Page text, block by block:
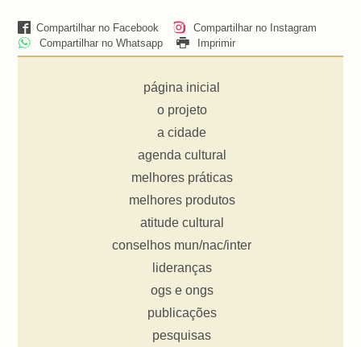
Compartilhar no Facebook
Compartilhar no Instagram
Compartilhar no Whatsapp
Imprimir
página inicial
o projeto
a cidade
agenda cultural
melhores práticas
melhores produtos
atitude cultural
conselhos mun/nac/inter
lideranças
ogs e ongs
publicações
pesquisas